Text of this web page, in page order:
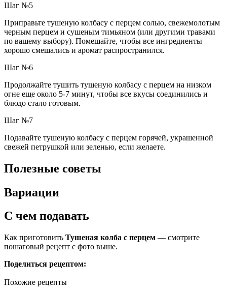
Шаг №5
Приправьте тушеную колбасу с перцем солью, свежемолотым
черным перцем и сушеным тимьяном (или другими травами
по вашему выбору). Помешайте, чтобы все ингредиенты
хорошо смешались и аромат распространился.
Шаг №6
Продолжайте тушить тушеную колбасу с перцем на низком
огне еще около 5-7 минут, чтобы все вкусы соединились и
блюдо стало готовым.
Шаг №7
Подавайте тушеную колбасу с перцем горячей, украшенной
свежей петрушкой или зеленью, если желаете.
Полезные советы
Вариации
С чем подавать
Как приготовить Тушеная колба с перцем — смотрите
пошаговый рецепт с фото выше.
Поделиться рецептом:
Похожие рецепты